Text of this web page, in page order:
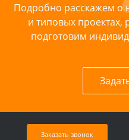
Подробно расскажем о
и типовых проектах,
подготовим
Заказать звонок